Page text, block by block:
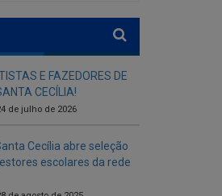
CECÍLIA!
Cecília abre seleção
escolares da rede
com chave de ouro!